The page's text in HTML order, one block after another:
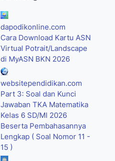
dapodikonline.com
Cara Download Kartu ASN
Virtual Potrait/Landscape
di MyASN BKN 2026
websitependidikan.com
Part 3: Soal dan Kunci
Jawaban TKA Matematika
Kelas 6 SD/MI 2026
Beserta Pembahasannya
Lengkap ( Soal Nomor 11 -
15 )